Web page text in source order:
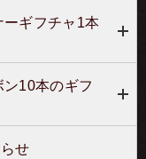
ギフチャ1本
10本のギフ
せ